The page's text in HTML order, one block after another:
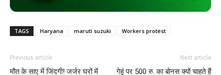
TAGS Haryana maruti suzuki Workers protest
Previous article
मौत के साए में जिंदगी! जर्जर घरों में
Next article
गेहूं पर 500 रु. का बोनस क्यों चाहते हैं